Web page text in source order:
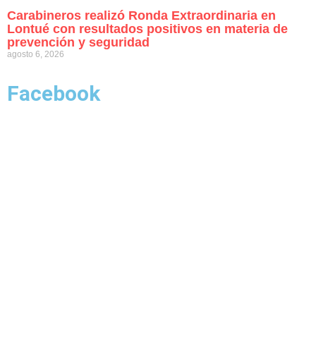
Carabineros realizó Ronda Extraordinaria en
Lontué con resultados positivos en materia de
prevención y seguridad
agosto 6, 2026
Facebook